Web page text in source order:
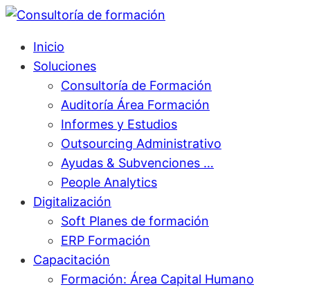
Inicio
Soluciones
Consultoría de Formación
Auditoría Área Formación
Informes y Estudios
Outsourcing Administrativo
Ayudas & Subvenciones …
People Analytics
Digitalización
Soft Planes de formación
ERP Formación
Capacitación
Formación: Área Capital Humano